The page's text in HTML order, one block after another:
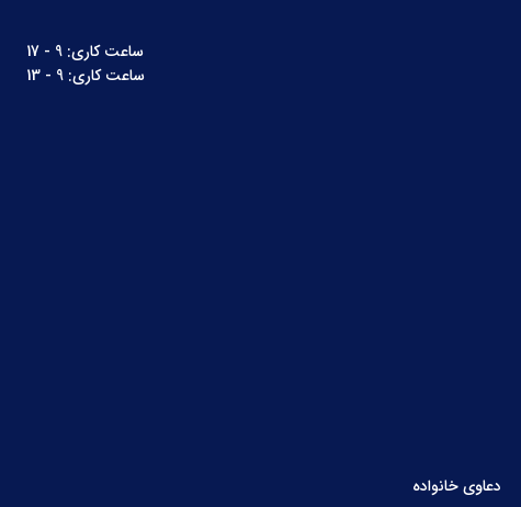
دعاوی خانواده
ساعت کاری: 9 - 17
ساعت کاری: 9 - 13